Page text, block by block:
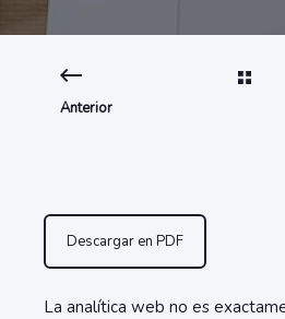
Anterior
Descargar en PDF
La analítica web no es